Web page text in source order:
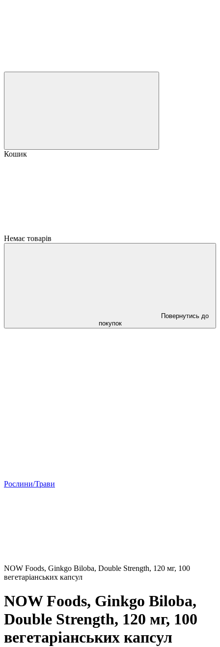
Кошик
Немає товарів
Повернутись до
покупок
Рослини/Трави
NOW Foods, Ginkgo Biloba, Double Strength, 120 мг, 100
вегетаріанських капсул
NOW Foods, Ginkgo Biloba,
Double Strength, 120 мг, 100
вегетаріанських капсул